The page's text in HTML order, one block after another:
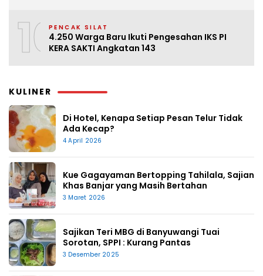
10PENCAK SILAT
4.250 Warga Baru Ikuti Pengesahan IKS PI
KERA SAKTI Angkatan 143
KULINER
Di Hotel, Kenapa Setiap Pesan Telur Tidak
Ada Kecap?
4 April 2026
Kue Gagayaman Bertopping Tahilala, Sajian
Khas Banjar yang Masih Bertahan
3 Maret 2026
Sajikan Teri MBG di Banyuwangi Tuai
Sorotan, SPPI : Kurang Pantas
3 Desember 2025